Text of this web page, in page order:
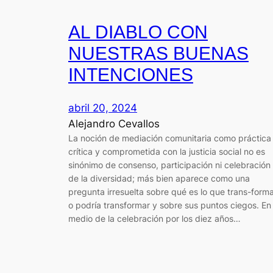
AL DIABLO CON
NUESTRAS BUENAS
INTENCIONES
abril 20, 2024
Alejandro Cevallos
La noción de mediación comunitaria como práctica
crítica y comprometida con la justicia social no es
sinónimo de consenso, participación ni celebración
de la diversidad; más bien aparece como una
pregunta irresuelta sobre qué es lo que trans-
o podría transformar y sobre sus puntos ciegos. En
medio de la celebración por los diez años…